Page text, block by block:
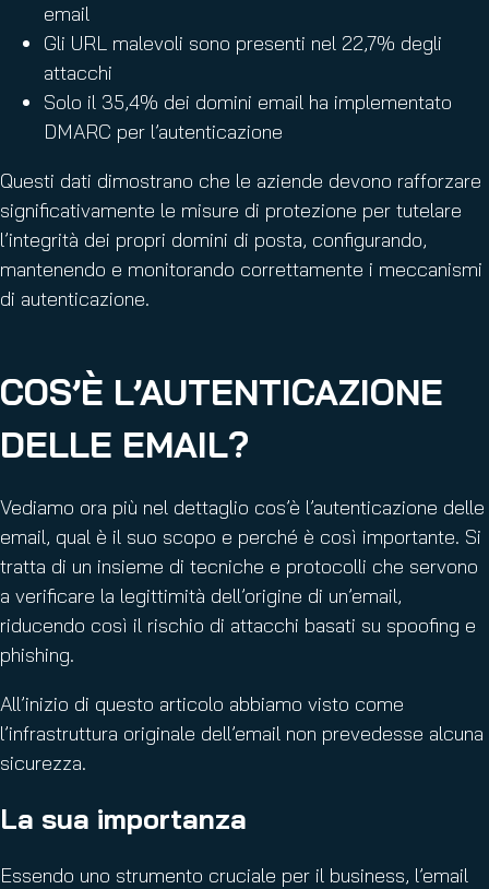
email
Gli URL malevoli sono presenti nel 22,7% degli
attacchi
Solo il 35,4% dei domini email ha implementato
DMARC per l’autenticazione
Questi dati dimostrano che le aziende devono rafforzare
significativamente le misure di protezione per tutelare
l’integrità dei propri domini di posta, configurando,
mantenendo e monitorando correttamente i meccanismi
di autenticazione.
COS’È L’AUTENTICAZIONE
DELLE EMAIL?
Vediamo ora più nel dettaglio cos’è l’autenticazione delle
email, qual è il suo scopo e perché è così importante. Si
tratta di un insieme di tecniche e protocolli che servono
a verificare la legittimità dell’origine di un’email,
riducendo così il rischio di attacchi basati su spoofing e
phishing.
All’inizio di questo articolo abbiamo visto come
l’infrastruttura originale dell’email non prevedesse alcuna
sicurezza.
La sua importanza
Essendo uno strumento cruciale per il business, l’email